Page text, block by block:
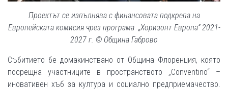
Проектът се изпълнява с финансовата подкрепа на
Европейската комисия чрез програма „Хоризонт Европа“ 2021-
2027 г. © Община Габрово
Събитието бе домакинствано от Община Флоренция, която
посрещна участниците в пространството „Conventino“ –
иновативен хъб за култура и социално предприемачество.